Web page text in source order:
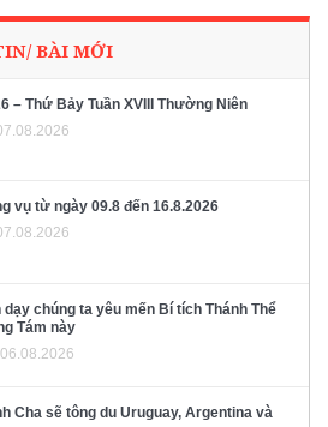
BÀI MỚI
– Thứ Bảy Tuần XVIII Thường Niên
vụ từ ngày 09.8 đến 16.8.2026
dạy chúng ta yêu mến Bí tích Thánh Thể
Tám này
Cha sẽ tông du Uruguay, Argentina và